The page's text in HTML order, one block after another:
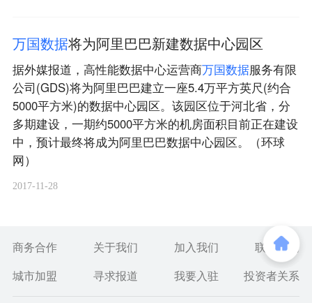
万国数据将为阿里巴巴新建数据中心园区
据外媒报道，高性能数据中心运营商万国数据服务有限
公司(GDS)将为阿里巴巴建立一座5.4万平方英尺(约合
5000平方米)的数据中心园区。该园区位于河北省，分
多期建设，一期约5000平方米的机房面积目前正在建设
中，预计最终将成为阿里巴巴数据中心园区。（环球
网）
2017-11-28
商务合作 关于我们 加入我们
联系我们
城市加盟
寻求报道 我要入驻 投资者关系